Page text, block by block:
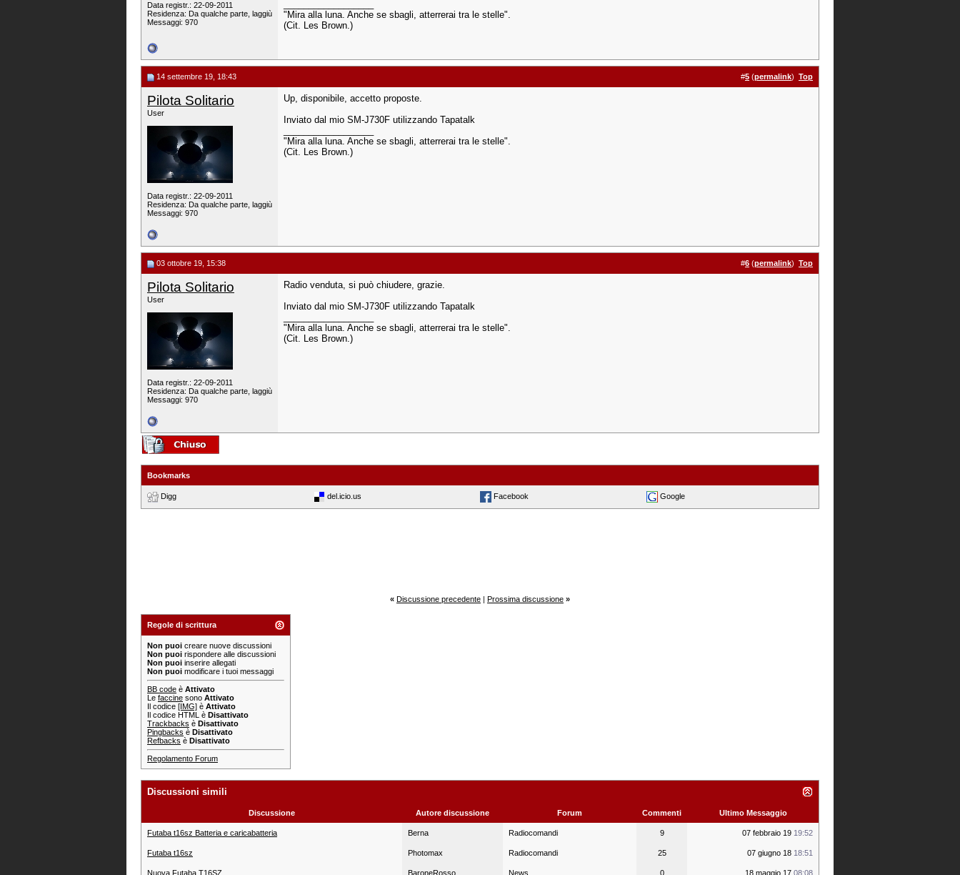
Data registr.: 22-09-2011
Residenza: Da qualche parte, laggiù
Messaggi: 970
"Mira alla luna. Anche se sbagli, atterrerai tra le stelle".
(Cit. Les Brown.)
14 settembre 19, 18:43 #5 (permalink) Top
Pilota Solitario
User
Data registr.: 22-09-2011
Residenza: Da qualche parte, laggiù
Messaggi: 970
Up, disponibile, accetto proposte.
Inviato dal mio SM-J730F utilizzando Tapatalk
"Mira alla luna. Anche se sbagli, atterrerai tra le stelle".
(Cit. Les Brown.)
03 ottobre 19, 15:38 #6 (permalink) Top
Pilota Solitario
User
Data registr.: 22-09-2011
Residenza: Da qualche parte, laggiù
Messaggi: 970
Radio venduta, si può chiudere, grazie.
Inviato dal mio SM-J730F utilizzando Tapatalk
"Mira alla luna. Anche se sbagli, atterrerai tra le stelle".
(Cit. Les Brown.)
Bookmarks
Digg del.icio.us Facebook Google
« Discussione precedente | Prossima discussione »
Regole di scrittura
Non puoi creare nuove discussioni
Non puoi rispondere alle discussioni
Non puoi inserire allegati
Non puoi modificare i tuoi messaggi
BB code è Attivato
Le faccine sono Attivato
Il codice [IMG] è Attivato
Il codice HTML è Disattivato
Trackbacks è Disattivato
Pingbacks è Disattivato
Refbacks è Disattivato
Regolamento Forum
Discussioni simili
Discussione Autore discussione Forum Commenti Ultimo Messaggio
Futaba t16sz Batteria e caricabatteria Berna Radiocomandi 9 07 febbraio 19 19:52
Futaba t16sz Photomax Radiocomandi 25 07 giugno 18 18:51
Nuova Futaba T16SZ BaroneRosso News 0 18 maggio 17 08:08